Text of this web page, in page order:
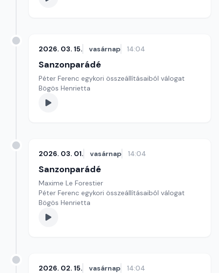
2026. 03. 15. vasárnap 14:04
Sanzonparádé
Péter Ferenc egykori összeállításaiból válogat
Bögös Henrietta
2026. 03. 01. vasárnap 14:04
Sanzonparádé
Maxime Le Forestier
Péter Ferenc egykori összeállításaiból válogat
Bögös Henrietta
2026. 02. 15. vasárnap 14:04